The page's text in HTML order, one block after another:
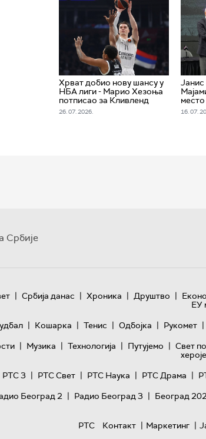
Хрват добио нову шансу у
НБА лиги - Марио Хезоња
потписао за Кливленд
26. 07. 2026.
место
16. 07.
Србије
| Србија данас | Хроника | Друштво |
ЕУ
| Кошарка | Тенис | Одбојка | Рукомет |
| Музика | Технологијa | Путујемо | Свет
хероје
РТС 3 | РТС Свет | РТС Наука | РТС Драма |
Београд 2 | Радио Београд 3 | Београд
РТС
Контакт | Маркетинг |